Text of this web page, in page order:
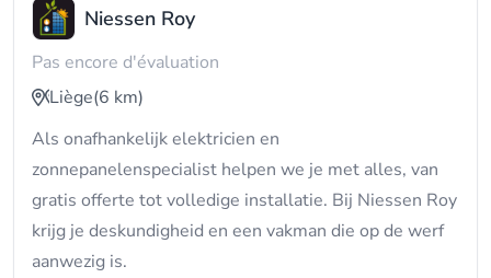
Niessen Roy
Pas encore d'évaluation
Liège(6 km)
Als onafhankelijk elektricien en
zonnepanelenspecialist helpen we je met alles, van
gratis offerte tot volledige installatie. Bij Niessen Roy
krijg je deskundigheid en een vakman die op de werf
aanwezig is.